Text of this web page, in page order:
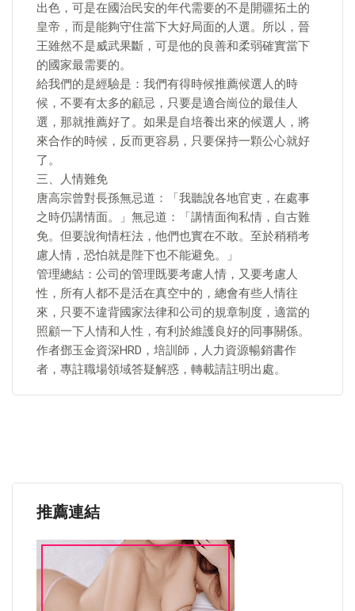
出色，可是在國治民安的年代需要的不是開疆拓土的
皇帝，而是能夠守住當下大好局面的人選。所以，晉
王雖然不是威武果斷，可是他的良善和柔弱確實當下
的國家最需要的。
給我們的是經驗是：我們有得時候推薦候選人的時
候，不要有太多的顧忌，只要是適合崗位的最佳人
選，那就推薦好了。如果是自培養出來的候選人，將
來合作的時候，反而更容易，只要保持一顆公心就好
了。
三、人情難免
唐高宗曾對長孫無忌道：「我聽說各地官吏，在處事
之時仍講情面。」無忌道：「講情面徇私情，自古難
免。但要說徇情枉法，他們也實在不敢。至於稍稍考
慮人情，恐怕就是陛下也不能避免。」
管理總結：公司的管理既要考慮人情，又要考慮人
性，所有人都不是活在真空中的，總會有些人情往
來，只要不違背國家法律和公司的規章制度，適當的
照顧一下人情和人性，有利於維護良好的同事關係。
作者鄧玉金資深HRD，培訓師，人力資源暢銷書作
者，專註職場領域答疑解惑，轉載請註明出處。
推薦連結